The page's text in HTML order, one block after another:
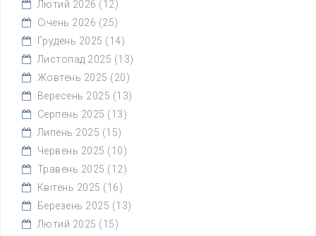
Лютий 2026 (12)
Січень 2026 (25)
Грудень 2025 (14)
Листопад 2025 (13)
Жовтень 2025 (20)
Вересень 2025 (13)
Серпень 2025 (13)
Липень 2025 (15)
Червень 2025 (10)
Травень 2025 (12)
Квітень 2025 (16)
Березень 2025 (13)
Лютий 2025 (15)